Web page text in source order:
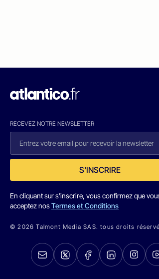
RECEVEZ NOTRE NEWSLETTER
S'INSCRIRE
En cliquant sur s'inscrire, vous confirmez que
acceptez nosTermes et Conditions
© 2026 Talmont Media SAS. tous droits